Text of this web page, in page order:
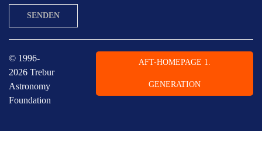
SENDEN
© 1996-
2026 Trebur
Astronomy
Foundation
AFT-HOMEPAGE 1.
GENERATION